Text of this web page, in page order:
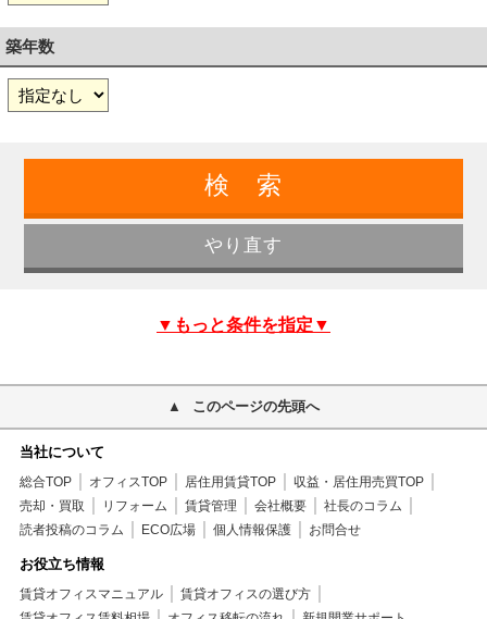
築年数
▼もっと条件を指定▼
このページの先頭へ
当社について
総合TOP オフィスTOP 居住用賃貸TOP
収益・居住用売買TOP
売却・買取
リフォーム 賃貸管理 会社概要
社長のコラム
読者投稿のコラム
ECO広場 個人情報保護 お問合せ
お役立ち情報
賃貸オフィスマニュアル
賃貸オフィスの選び方